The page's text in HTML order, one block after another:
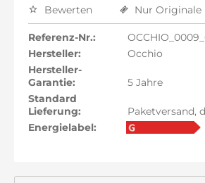
Bewerten
Nur Originale
Referenz-Nr.:
Hersteller:
Occhio
Hersteller-
Garantie:
5 Jahre
Standard
Lieferung:
Paketversand,
Energielabel: